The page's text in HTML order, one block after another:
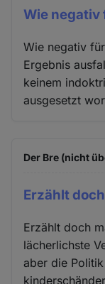
Wie negativ
Wie negativ
Ergebnis
keinem
ausgesetzt
Der Bre (nicht
Erzählt
Erzählt doch
lächerlichste
aber die